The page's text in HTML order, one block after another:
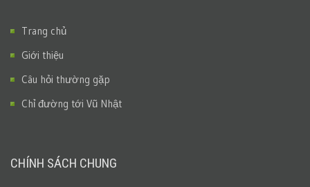
Trang chủ
Giới thiệu
Câu hỏi thường gặp
Chỉ đường tới Vũ Nhật
CHÍNH SÁCH CHUNG